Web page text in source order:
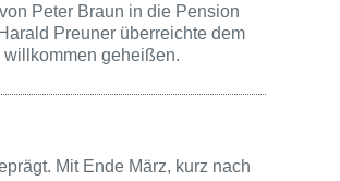
Peter Braun in die Pension
Preuner überreichte dem
geheißen.
Mit Ende März, kurz nach